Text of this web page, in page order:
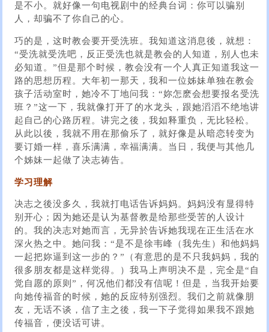
是不小。就好像一句电视剧中的经典台词：你可以骗别
人，却骗不了你自己的心。
巧的是，这时教会要开受洗班。我知道这消息後，就想：
“受洗就受洗吧，反正受洗也就是教会的人知道，别人也未
必知道。”但是那个时候，教会没有一个人真正知道我这一
路的思想历程。大年初一那天，我和一位姊妹单独在教会
孩子活动室时，她冷不丁地问我：“妳怎麽会想要报名受洗
班？”这一下，我就像打开了的水龙头，跟她滔滔不绝地讲
起自己的心路历程。讲完之後，我如释重负，无比轻松。
从此以後，我就不用在那偷乐了，就好像是从暗恋转变为
要订婚一样，喜乐满满，幸福满满。当日，我便与其他几
个姊妹一起做了决志祷告。
学习理解
决志之後没多久，我就打电话告诉妈妈。妈妈没有显得特
别开心；因为她还是认为基督教是给那些受苦的人设计
的。我的决志对她而言，无异於告诉她我现在正生活在水
深火热之中。她问我：“是不是徐韦峰（我先生）和他妈妈
一起把妳逼到这一步的？”（有意思的是不只我妈妈，我的
很多朋友都是这样觉得。）我马上声明决不是，完全是“自
觉自愿的原则”，何况他们都没有信呢！但是，当我开始要
向她传福音的时候，她的反应特别强烈。我们之前就像朋
友，无话不谈，信了主之後，我一下子觉得如果我不跟她
传福音，便没话可讲。